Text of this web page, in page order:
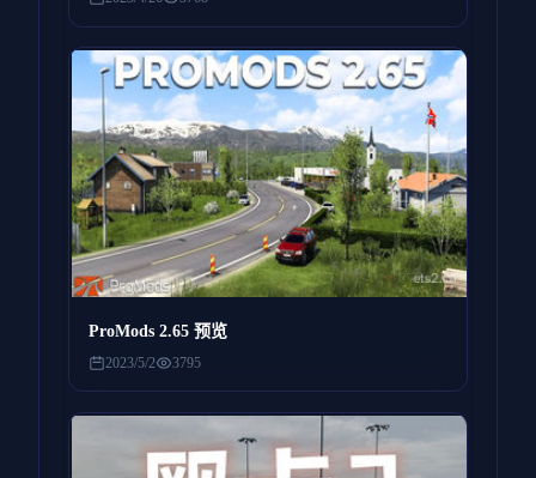
ProMods 2.65 预览
2023/5/2 3795